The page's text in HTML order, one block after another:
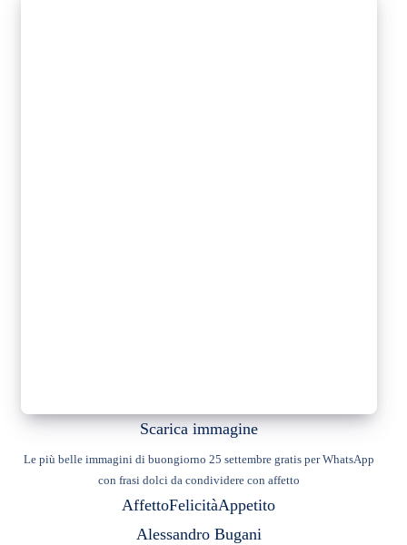
Scarica immagine
Le più belle immagini di buongiorno 25 settembre gratis per WhatsApp
con frasi dolci da condividere con affetto
AffettoFelicitàAppetito
Alessandro Bugani